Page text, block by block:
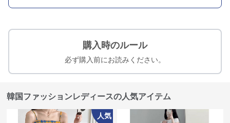
購入時のルール
必ず購入前にお読みください。
韓国ファッションレディースの人気アイテム
人気